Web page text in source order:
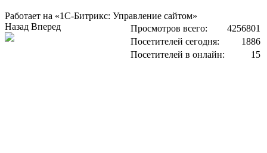
Работает на «1С-Битрикс: Управление сайтом»
Просмотров всего:
4256801
Посетителей сегодня:
1886
Посетителей в онлайн:
15
Назад Вперед